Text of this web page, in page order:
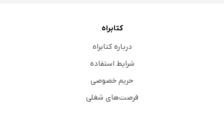
کتابراه
درباره کتابراه
شرایط استفاده
حریم خصوصی
فرصت‌های شغلی